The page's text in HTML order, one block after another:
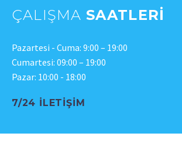
ÇALIŞMA SAATLERI
Pazartesi - Cuma: 9:00 – 19:00
Cumartesi: 09:00 – 19:00
Pazar: 10:00 - 18:00
7/24 İLETIŞIM